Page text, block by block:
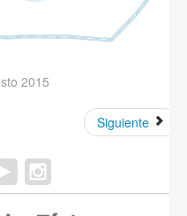
2015
Siguiente